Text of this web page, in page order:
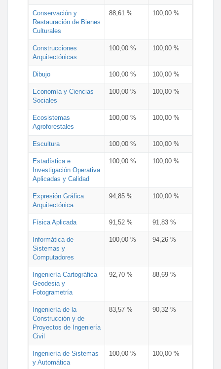
Conservación y
Restauración de Bienes
Culturales
88,61 % 100,00 %
Construcciones
Arquitectónicas
100,00 % 100,00 %
Dibujo 100,00 % 100,00 %
Economía y Ciencias
Sociales
100,00 % 100,00 %
Ecosistemas
Agroforestales
100,00 % 100,00 %
Escultura 100,00 % 100,00 %
Estadística e
Investigación Operativa
Aplicadas y Calidad
100,00 % 100,00 %
Expresión Gráfica
Arquitectónica
94,85 % 100,00 %
Física Aplicada 91,52 % 91,83 %
Informática de
Sistemas y
Computadores
100,00 % 94,26 %
Ingeniería Cartográfica
Geodesia y
Fotogrametría
92,70 % 88,69 %
Ingeniería de la
Construcción y de
Proyectos de Ingeniería
Civil
83,57 % 90,32 %
Ingeniería de Sistemas
y Automática
100,00 % 100,00 %